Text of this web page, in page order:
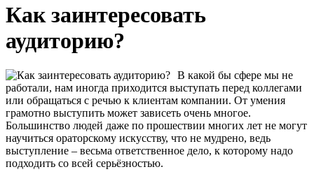
Как заинтересовать
аудиторию?
В какой бы сфере мы не
работали, нам иногда приходится выступать перед коллегами
или обращаться с речью к клиентам компании. От умения
грамотно выступить может зависеть очень многое.
Большинство людей даже по прошествии многих лет не могут
научиться ораторскому искусству, что не мудрено, ведь
выступление – весьма ответственное дело, к которому надо
подходить со всей серьёзностью.